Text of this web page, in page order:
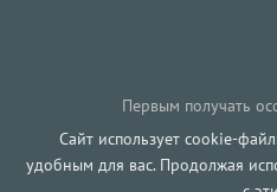
Первым получать
Сайт использует cookie-
удобным для вас. Продолжая